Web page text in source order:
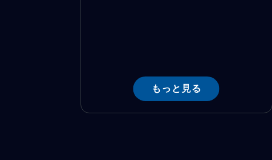
もっと見る